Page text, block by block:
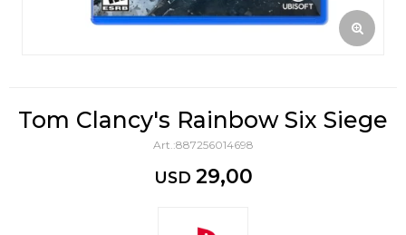
Tom Clancy's Rainbow Six Siege
887256014698
USD 29,00